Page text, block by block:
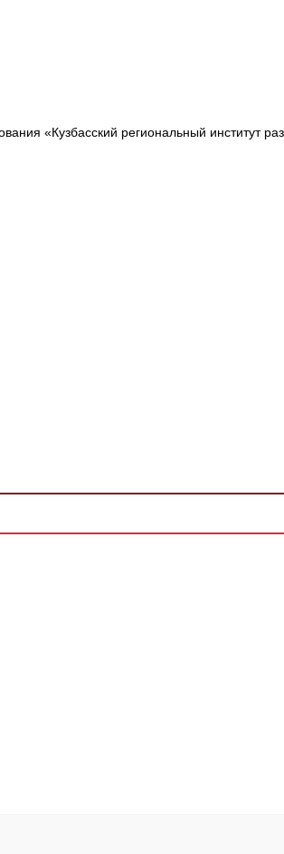
«Кузбасский региональный институт